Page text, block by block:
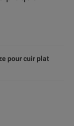
pour cuir plat